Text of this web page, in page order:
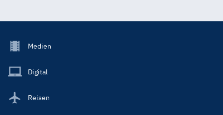
Footer
Main
Medien
Digital
Reisen